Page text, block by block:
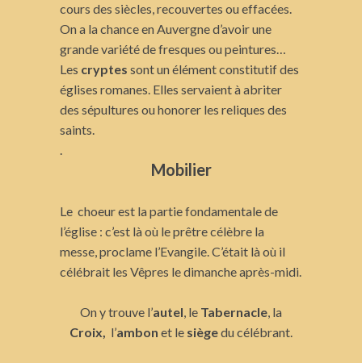
cours des siècles, recouvertes ou effacées.
On a la chance en Auvergne d’avoir une
grande variété de fresques ou peintures…
Les cryptes sont un élément constitutif des
églises romanes. Elles servaient à abriter
des sépultures ou honorer les reliques des
saints.
Mobilier
Le choeur est la partie fondamentale de
l’église : c’est là où le prêtre célèbre la
messe, proclame l’Evangile. C’était là où il
célébrait les Vêpres le dimanche après-midi.
On y trouve l’autel , le Tabernacle , la
Croix,
l’ambon et le siègedu célébrant.